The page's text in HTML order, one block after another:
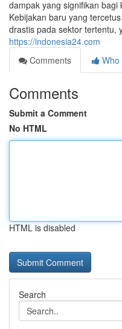
dampak yang signifikan
Kebijakan baru yang
drastis pada sektor tertentu,
https://indonesia24.com
Comments
Who
Comments
Submit a Comment
No HTML
HTML is disabled
Search